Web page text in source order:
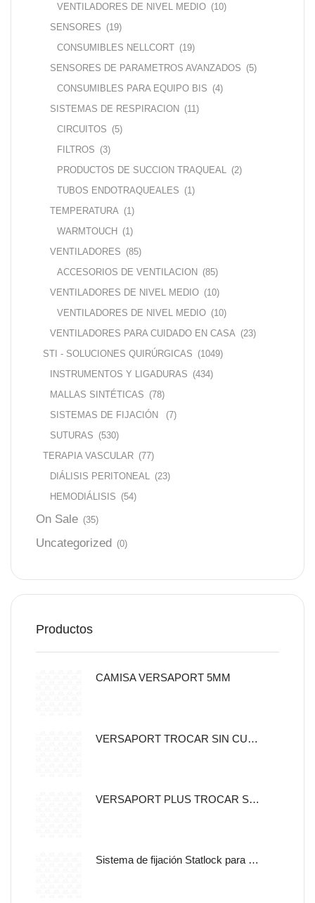
VENTILADORES DE NIVEL MEDIO (10)
SENSORES (19)
CONSUMIBLES NELLCORT (19)
SENSORES DE PARAMETROS AVANZADOS (5)
CONSUMIBLES PARA EQUIPO BIS (4)
SISTEMAS DE RESPIRACION (11)
CIRCUITOS (5)
FILTROS (3)
PRODUCTOS DE SUCCION TRAQUEAL
(2)
TUBOS ENDOTRAQUEALES (1)
TEMPERATURA (1)
WARMTOUCH (1)
VENTILADORES (85)
ACCESORIOS DE VENTILACION (85)
VENTILADORES DE NIVEL MEDIO (10)
VENTILADORES DE NIVEL MEDIO (10)
VENTILADORES PARA CUIDADO EN CASA (23)
STI - SOLUCIONES QUIRÚRGICAS (1049)
INSTRUMENTOS Y LIGADURAS (434)
MALLAS SINTÉTICAS (78)
SISTEMAS DE FIJACIÓN
(7)
SUTURAS (530)
TERAPIA VASCULAR (77)
DIÁLISIS PERITONEAL
(23)
HEMODIÁLISIS (54)
On Sale (35)
Uncategorized (0)
Productos
CAMISA VERSAPORT 5MM
VERSAPORT TROCAR SIN CUCHILLA CON CANULA DE FIJACION 5MM
VERSAPORT PLUS TROCAR SIN CUCHILLA CON CANULA DE
Sistema de fijación Statlock para sonda nasogástrica y sondas de alimentación enteral, tamaño pediátrico, auto adherible.